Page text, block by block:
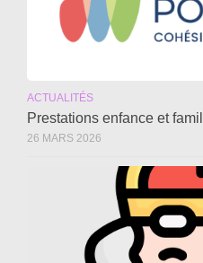
ACTUALITÉS
Prestations enfance et
26 MARS 2026